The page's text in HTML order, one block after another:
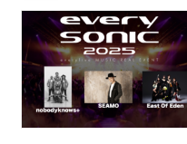
コスプレイヤー役に初挑戦！